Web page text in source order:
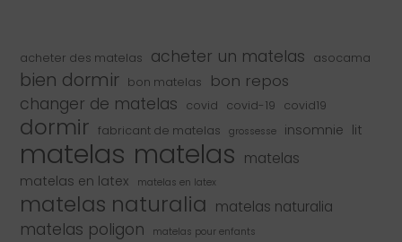
acheter des matelas acheter un matelas asocama
bien dormir bon matelas
bon repos
changer de matelas
covid covid-19 covid19
dormir fabricant de matelas grossesse insomnie lit
matelas matelas matelas
matelas en latex matelas en latex
matelas naturalia matelas naturalia
matelas poligon matelas pour enfants